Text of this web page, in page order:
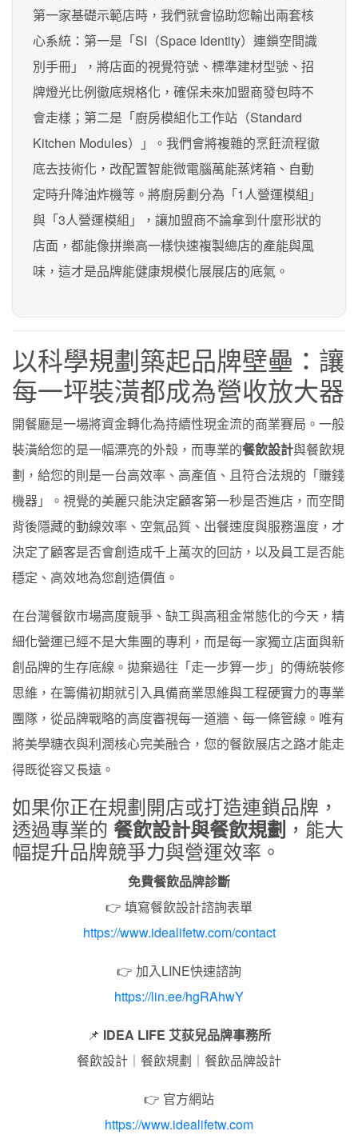
第一家基礎示範店時，我們就會協助您輸出兩套核
心系統：第一是「SI（Space Identity）連鎖空間識
別手冊」，將店面的視覺符號、標準建材型號、招
牌燈光比例徹底規格化，確保未來加盟商發包時不
會走樣；第二是「廚房模組化工作站（Standard
Kitchen Modules）」。我們會將複雜的烹飪流程徹
底去技術化，改配置智能微電腦萬能蒸烤箱、自動
定時升降油炸機等。將廚房劃分為「1人營運模組」
與「3人營運模組」，讓加盟商不論拿到什麼形狀的
店面，都能像拼樂高一樣快速複製總店的產能與風
味，這才是品牌能健康規模化展展店的底氣。
以科學規劃築起品牌壁壘：讓
每一坪裝潢都成為營收放大器
開餐廳是一場將資金轉化為持續性現金流的商業賽局。一般
裝潢給您的是一幅漂亮的外殼，而專業的餐飲設計與餐飲規
劃，給您的則是一台高效率、高產值、且符合法規的「賺錢
機器」。視覺的美麗只能決定顧客第一秒是否進店，而空間
背後隱藏的動線效率、空氣品質、出餐速度與服務溫度，才
決定了顧客是否會創造成千上萬次的回訪，以及員工是否能
穩定、高效地為您創造價值。
在台灣餐飲市場高度競爭、缺工與高租金常態化的今天，精
細化營運已經不是大集團的專利，而是每一家獨立店面與新
創品牌的生存底線。拋棄過往「走一步算一步」的傳統裝修
思維，在籌備初期就引入具備商業思維與工程硬實力的專業
團隊，從品牌戰略的高度審視每一道牆、每一條管線。唯有
將美學糖衣與利潤核心完美融合，您的餐飲展店之路才能走
得既從容又長遠。
如果你正在規劃開店或打造連鎖品牌，
透過專業的 餐飲設計與餐飲規劃 ，能大
幅提升品牌競爭力與營運效率。
免費餐飲品牌診斷
👉 填寫餐飲設計諮詢表單
https://www.idealifetw.com/contact
👉 加入LINE快速諮詢
https://lin.ee/hgRAhwY
📌 IDEA LIFE 艾荻兒品牌事務所
餐飲設計｜餐飲規劃｜餐飲品牌設計
👉 官方網站
https://www.idealifetw.com